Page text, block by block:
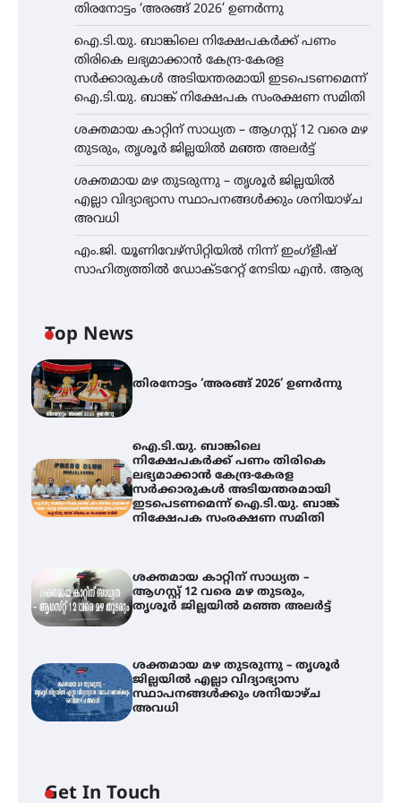
തിരനോട്ടം ‘അരങ്ങ് 2026’ ഉണർന്നു
ഐ.ടി.യു. ബാങ്കിലെ നിക്ഷേപകർക്ക് പണം
തിരികെ ലഭ്യമാക്കാൻ കേന്ദ്ര-കേരള
സർക്കാരുകൾ അടിയന്തരമായി ഇടപെടണമെന്ന്
ഐ.ടി.യു. ബാങ്ക് നിക്ഷേപക സംരക്ഷണ സമിതി
ശക്തമായ കാറ്റിന് സാധ്യത – ആഗസ്റ്റ് 12 വരെ മഴ
തുടരും, തൃശൂർ ജില്ലയിൽ മഞ്ഞ അലർട്ട്
ശക്തമായ മഴ തുടരുന്നു – തൃശൂർ ജില്ലയിൽ
എല്ലാ വിദ്യാഭ്യാസ സ്ഥാപനങ്ങൾക്കും ശനിയാഴ്ച
അവധി
എം.ജി. യൂണിവേഴ്‌സിറ്റിയിൽ നിന്ന് ഇംഗ്ളീഷ്
സാഹിത്യത്തിൽ ഡോക്ടറേറ്റ് നേടിയ എൻ. ആര്യ
Top News
തിരനോട്ടം ‘അരങ്ങ് 2026’ ഉണർന്നു
ഐ.ടി.യു. ബാങ്കിലെ
നിക്ഷേപകർക്ക് പണം തിരികെ
ലഭ്യമാക്കാൻ കേന്ദ്ര-കേരള
സർക്കാരുകൾ അടിയന്തരമായി
ഇടപെടണമെന്ന് ഐ.ടി.യു. ബാങ്ക്
നിക്ഷേപക സംരക്ഷണ സമിതി
ശക്തമായ കാറ്റിന് സാധ്യത –
ആഗസ്റ്റ് 12 വരെ മഴ തുടരും,
തൃശൂർ ജില്ലയിൽ മഞ്ഞ അലർട്ട്
ശക്തമായ മഴ തുടരുന്നു – തൃശൂർ
ജില്ലയിൽ എല്ലാ വിദ്യാഭ്യാസ
സ്ഥാപനങ്ങൾക്കും ശനിയാഴ്ച
അവധി
Get In Touchഐ.ടി.യു. ബാങ്കിലെ